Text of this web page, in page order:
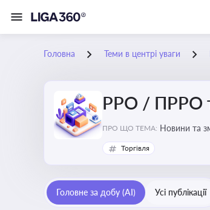
Головна Теми в центрі уваги
РРО / ПРРО
ПРО ЩО ТЕМА:
Торгівля
Головне за добу (AI) Усі публікації